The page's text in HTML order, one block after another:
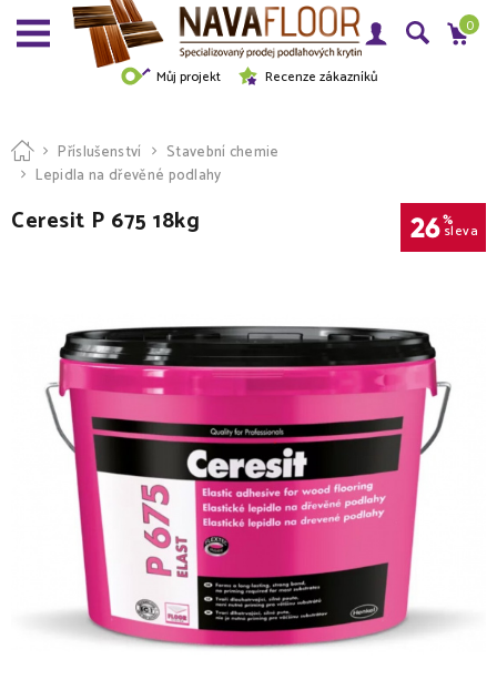
Můj projekt Recenze zákazníků
0
Příslušenství
Stavební chemie
Lepidla na dřevěné podlahy
Ceresit P 675 18kg 26%
sleva